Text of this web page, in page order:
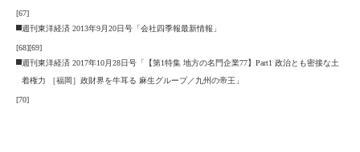
[67]
週刊東洋経済 2013年9月20日号「会社四季報最新情報」
[68][69]
週刊東洋経済 2017年10月28日号「【第1特集 地方の名門企業77】Part1 政治とも密接な土
着権力 ［福岡］政財界を牛耳る 麻生グループ／九州の帝王」
[70]